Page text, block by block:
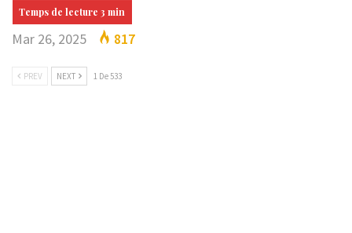
Mar 26, 2025 817
PREV NEXT 1 De 533